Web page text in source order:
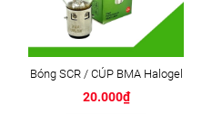
Bóng SCR / CÚP BMA Halogel
20.000₫